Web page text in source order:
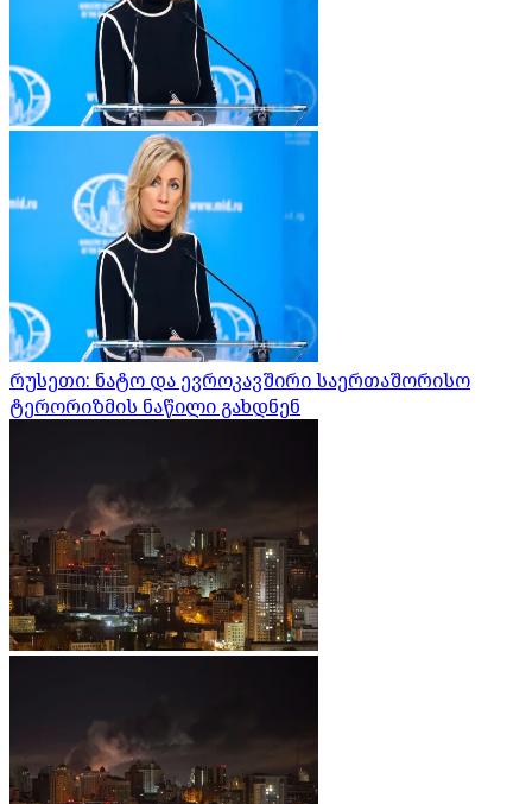
რუსეთი: ნატო და ევროკავშირი საერთაშორისო
ტერორიზმის ნაწილი გახდნენ